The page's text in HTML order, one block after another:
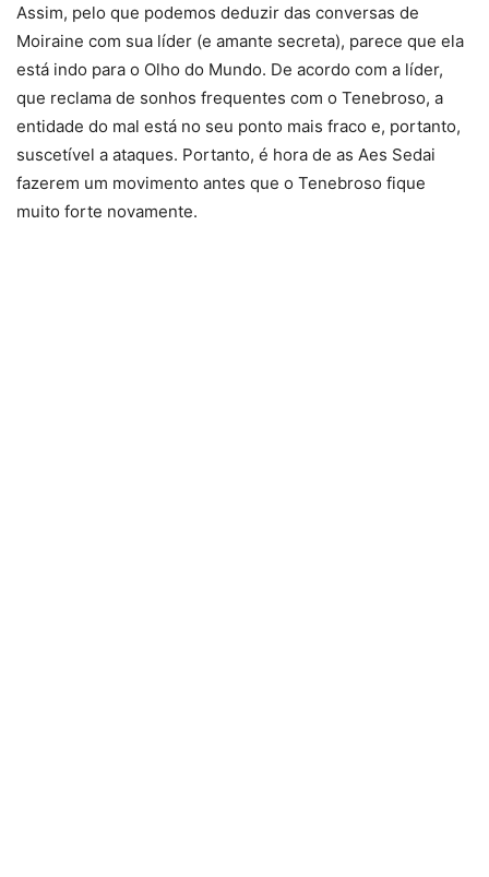
Assim, pelo que podemos deduzir das conversas de
Moiraine com sua líder (e amante secreta), parece que ela
está indo para o Olho do Mundo. De acordo com a líder,
que reclama de sonhos frequentes com o Tenebroso, a
entidade do mal está no seu ponto mais fraco e, portanto,
suscetível a ataques. Portanto, é hora de as Aes Sedai
fazerem um movimento antes que o Tenebroso fique
muito forte novamente.